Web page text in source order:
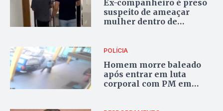
Ex-companheiro é preso
suspeito de ameaçar
mulher dentro de
POLÍCIA
Homem morre baleado
após entrar em luta
corporal com PM em